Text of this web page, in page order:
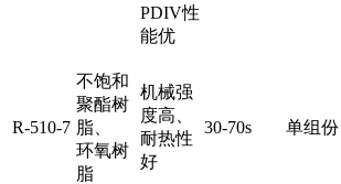
PDIV性
能优
R-510-7
不饱和
聚酯树
脂、
环氧树
脂
机械强
度高、
耐热性
好
30-70s 单组份